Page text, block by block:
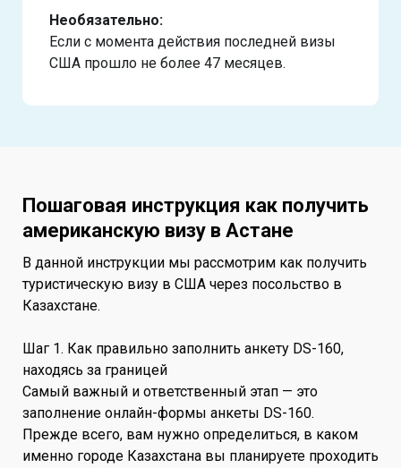
Необязательно:
Если с момента действия последней визы
США прошло не более 47 месяцев.
Пошаговая инструкция как получить
американскую визу в Астане
В данной инструкции мы рассмотрим как получить
туристическую визу в США через посольство в
Казахстане.
Шаг 1. Как правильно заполнить анкету DS-160,
находясь за границей
Самый важный и ответственный этап — это
заполнение онлайн-формы анкеты DS-160.
Прежде всего, вам нужно определиться, в каком
именно городе Казахстана вы планируете проходить